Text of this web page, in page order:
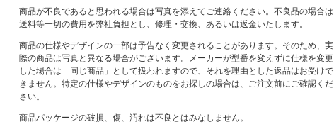
商品が不良であると思われる場合は写真を添えてご連絡ください。不良品の場合は
送料等一切の費用を弊社負担とし、修理・交換、あるいは返金いたします。
商品の仕様やデザインの一部は予告なく変更されることがあります。そのため、実
際の商品は写真と異なる場合がございます。メーカーが型番を変えずに仕様を変更
した場合は「同じ商品」として扱われますので、それを理由とした返品はお受けで
きません。特定の仕様やデザインのものをお探しの場合は、ご注文前にご確認くだ
さい。
商品パッケージの破損、傷、汚れは不良とはみなしません。